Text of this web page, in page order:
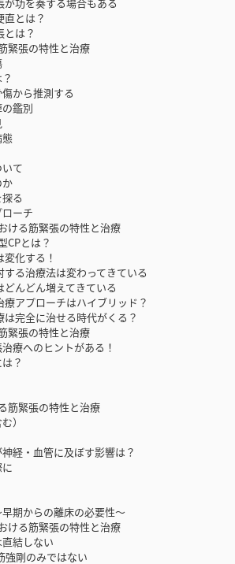
とは？
は？
張の特性と治療
から推測する
鑑別
て
る
ーチ
る筋緊張の特性と治療
とは？
化する！
る治療法は変わってきている
んどん増えてきている
アプローチはハイブリッド？
完全に治せる時代がくる？
張の特性と治療
へのヒントがある！
？
緊張の特性と治療
）
・血管に及ぼす影響は？
期からの離床の必要性〜
る筋緊張の特性と治療
結しない
剛のみではない